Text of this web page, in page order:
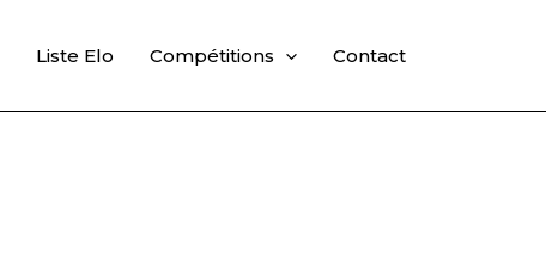
Liste Elo Compétitions Contact